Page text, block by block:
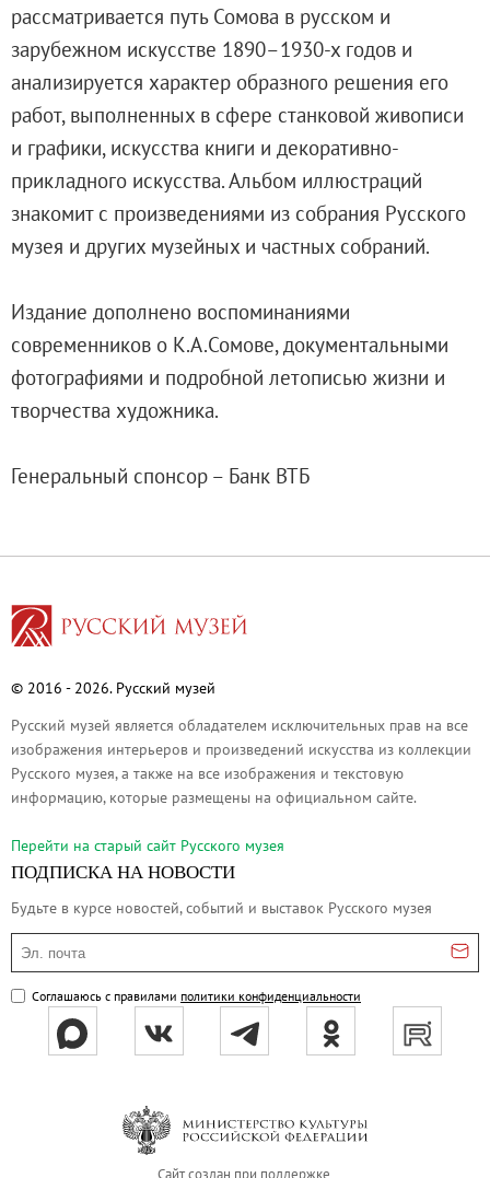
Абонементы
Доступный музей
Программы и мероприятия
Социально-культурные проекты
Для СМИ
О Музее
О музее
Генеральный директор
Дворцы и сады
Михайловский дворец
Корпус Бенуа
Михайловский (Инженерный) замок
Строгановский дворец
Михайловский сад
Западный павильон Михайловского
Клуб Друзей Русского музея
Партнеры и спонсоры
Культурно-просветительские и
Ассоциация художественных музеев
Локальные нормативные акты
Уставные документы
Закупки
Результаты проведения специальной
Аренда
Противодействие терроризму
Страницы памяти
Коллекции
Древнерусское искусство
рассматривается путь Сомова в русском и
зарубежном искусстве 1890–1930-х годов и
анализируется характер образного решения его
работ, выполненных в сфере станковой живописи
и графики, искусства книги и декоративно-
прикладного искусства. Альбом иллюстраций
знакомит с произведениями из собрания Русского
музея и других музейных и частных собраний.
Издание дополнено воспоминаниями
современников о К.А.Сомове, документальными
фотографиями и подробной летописью жизни и
творчества художника.
Генеральный спонсор – Банк ВТБ
© 2016 - 2026. Русский музей
Русский музей является обладателем исключительных прав на все
изображения интерьеров и произведений искусства из коллекции
Русского музея, а также на все изображения и текстовую
информацию, которые размещены на официальном сайте.
Перейти на cтарый сайт Русского музея
ПОДПИСКА НА НОВОСТИ
Будьте в курсе новостей, событий и выставок Русского музея
Эл. почта
Соглашаюсь с правилами политики конфиденциальности